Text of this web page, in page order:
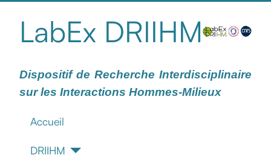
LabEx DRIIHM
Dispositif de Recherche Interdisciplinaire
sur les Interactions Hommes-Milieux
Accueil
DRIIHM